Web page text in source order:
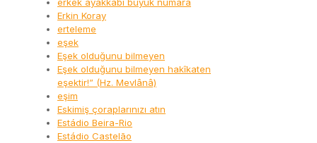
Erkin Koray
erteleme
eşek
Eşek olduğunu bilmeyen
Eşek olduğunu bilmeyen hakîkaten
eşektir!” (Hz. Mevlânâ)
eşim
Eskimiş çoraplarınızı atın
Estádio Beira-Rio
Estádio Castelão